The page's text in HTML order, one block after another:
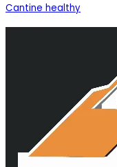
Cantine healthy